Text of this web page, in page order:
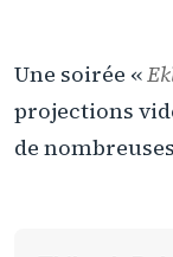
Une soirée «
projections
de